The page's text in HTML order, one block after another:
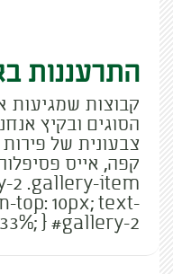
התרעננות
קבוצות שמגיעות
הסוגים ובקיץ
צבעונית של
2 .gallery-item
top: 10px; text-
} #gallery-2…